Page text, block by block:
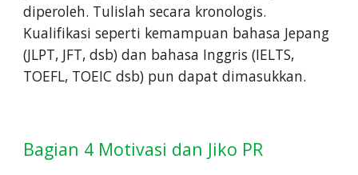
diperoleh. Tulislah secara kronologis.
Kualifikasi seperti kemampuan bahasa Jepang
(JLPT, JFT, dsb) dan bahasa Inggris (IELTS,
TOEFL, TOEIC dsb) pun dapat dimasukkan.
Bagian 4 Motivasi dan Jiko PR